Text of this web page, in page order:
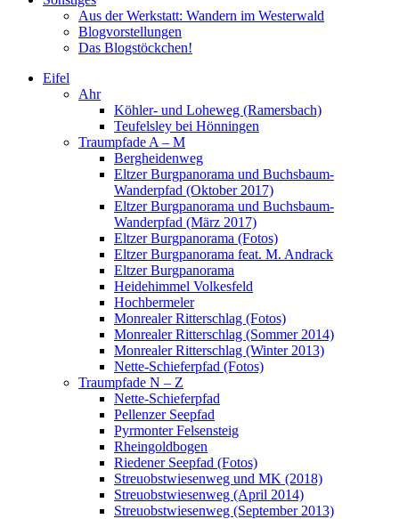
Aus der Werkstatt: Wandern im Westerwald
Blogvorstellungen
Das Blogstöckchen!
Eifel
Ahr
Köhler- und Loheweg (Ramersbach)
Teufelsley bei Hönningen
Traumpfade A – M
Bergheidenweg
Eltzer Burgpanorama und Buchsbaum-
Wanderpfad (Oktober 2017)
Eltzer Burgpanorama und Buchsbaum-
Wanderpfad (März 2017)
Eltzer Burgpanorama (Fotos)
Eltzer Burgpanorama feat. M. Andrack
Eltzer Burgpanorama
Heidehimmel Volkesfeld
Hochbermeler
Monrealer Ritterschlag (Fotos)
Monrealer Ritterschlag (Sommer 2014)
Monrealer Ritterschlag (Winter 2013)
Nette-Schieferpfad (Fotos)
Traumpfade N – Z
Nette-Schieferpfad
Pellenzer Seepfad
Pyrmonter Felsensteig
Rheingoldbogen
Riedener Seepfad (Fotos)
Streuobstwiesenweg und MK (2018)
Streuobstwiesenweg (April 2014)
Streuobstwiesenweg (September 2013)